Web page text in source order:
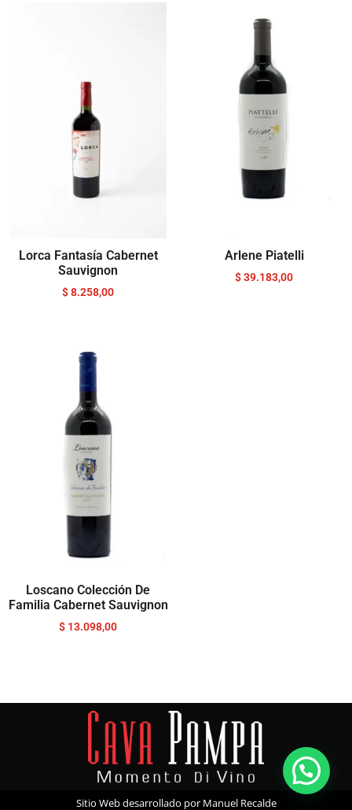
Lorca Fantasía Cabernet
Sauvignon
$8.258,00
Arlene Piatelli
$39.183,00
Loscano Colección De
Familia Cabernet Sauvignon
$ 13.098,00
Sitio Web desarrollado por Manuel Recalde